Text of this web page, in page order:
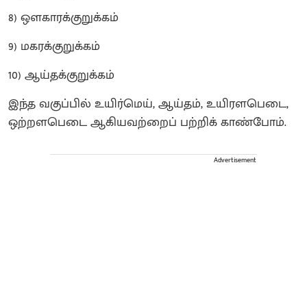
8) ஔகாரக்குறுக்கம்
9) மகரக்குறுக்கம்
10) ஆய்தக்குறுக்கம்
இந்த வகுப்பில் உயிர்மெய், ஆய்தம், உயிரளபெடை,
ஒற்றளபெடை ஆகியவற்றைப் பற்றிக் காண்போம்.
Advertisement